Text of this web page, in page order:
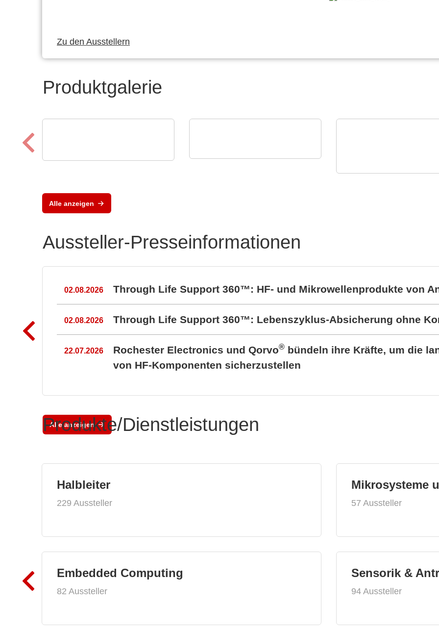
Zu den Ausstellern
Produktgalerie
Alle anzeigen
Aussteller-Presseinformationen
02.08.2026 Through Life Support 360™: HF- und Mikrowellenprodukte von
02.08.2026 Through Life Support 360™: Lebenszyklus-Absicherung ohne
22.07.2026 Rochester Electronics und Qorvo® bündeln ihre Kräfte, um die
von HF-Komponenten sicherzustellen
Alle anzeigen
Produkte/Dienstleistungen
Halbleiter
229 Aussteller
Embedded Computing
82 Aussteller
Mikrosysteme
57 Aussteller
Sensorik &
94 Aussteller